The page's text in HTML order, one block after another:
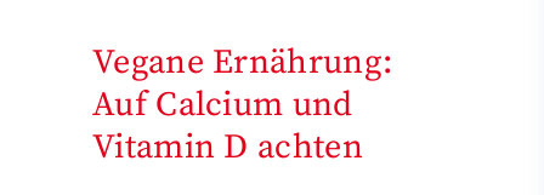
Vegane Ernährung:
Auf Calcium und
Vitamin D achten